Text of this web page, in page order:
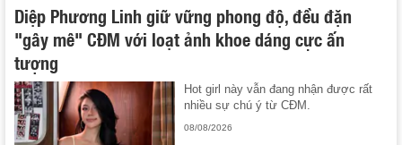
Diệp Phương Linh giữ vững phong độ, đều đặn
"gây mê" CĐM với loạt ảnh khoe dáng cực ấn
tượng
Hot girl này vẫn đang nhận được rất
nhiều sự chú ý từ CĐM.
08/08/2026